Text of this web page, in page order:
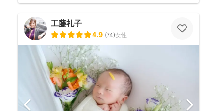
工藤礼子
4.9 (74)女性